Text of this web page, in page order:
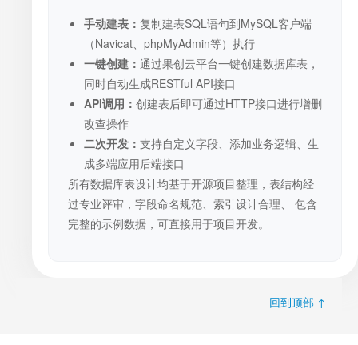
手动建表： 复制建表SQL语句到MySQL客户端
（Navicat、phpMyAdmin等）执行
一键创建： 通过果创云平台一键创建数据库表，
同时自动生成RESTful API接口
API调用： 创建表后即可通过HTTP接口进行增删
改查操作
二次开发： 支持自定义字段、添加业务逻辑、生
成多端应用后端接口
所有数据库表设计均基于开源项目整理，表结构经
过专业评审，字段命名规范、索引设计合理、 包含
完整的示例数据，可直接用于项目开发。
回到顶部 ↑